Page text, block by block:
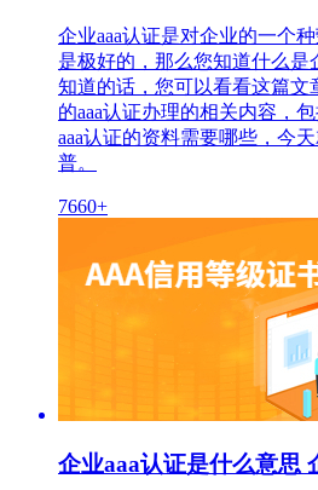
企业aaa认证是对企业的一个
是极好的，那么您知道什么是
知道的话，您可以看看这篇文
的aaa认证办理的相关内容，
aaa认证的资料需要哪些，今
普。
7660+
企业aaa认证是什么意思